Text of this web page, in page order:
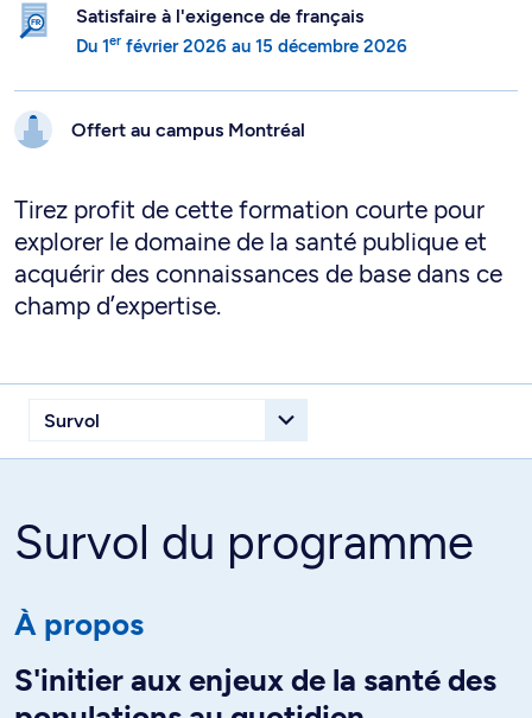
Satisfaire à l'exigence de français
Du 1er février 2026 au 15 décembre 2026
Offert au campus Montréal
Tirez profit de cette formation courte pour
explorer le domaine de la santé publique et
acquérir des connaissances de base dans ce
champ d’expertise.
Survol du programme
À propos
S'initier aux enjeux de la santé des